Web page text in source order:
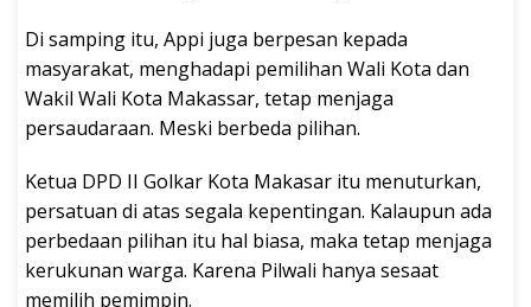
Di samping itu, Appi juga berpesan kepada
masyarakat, menghadapi pemilihan Wali Kota dan
Wakil Wali Kota Makassar, tetap menjaga
persaudaraan. Meski berbeda pilihan.
Ketua DPD II Golkar Kota Makasar itu menuturkan,
persatuan di atas segala kepentingan. Kalaupun ada
perbedaan pilihan itu hal biasa, maka tetap menjaga
kerukunan warga. Karena Pilwali hanya sesaat
memilih pemimpin.